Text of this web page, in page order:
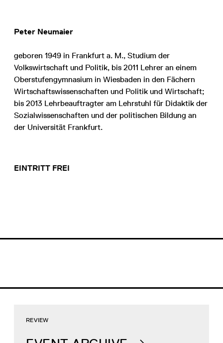
Peter Neumaier
geboren 1949 in Frankfurt a. M., Studium der
Volkswirtschaft und Politik, bis 2011 Lehrer an einem
Oberstufengymnasium in Wiesbaden in den Fächern
Wirtschaftswissenschaften und Politik und Wirtschaft;
bis 2013 Lehrbeauftragter am Lehrstuhl für Didaktik der
Sozialwissenschaften und der politischen Bildung an
der Universität Frankfurt.
EINTRITT FREI
REVIEW